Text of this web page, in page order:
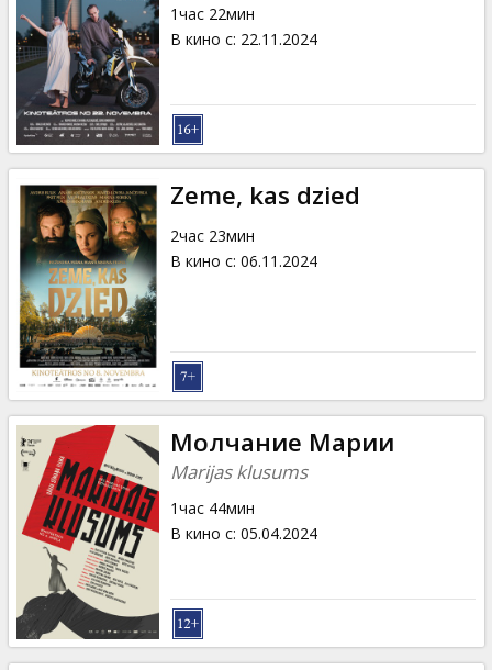
1час 22мин
В кино с: 22.11.2024
Zeme, kas dzied
2час 23мин
В кино с: 06.11.2024
Молчание Марии
Marijas klusums
1час 44мин
В кино с: 05.04.2024